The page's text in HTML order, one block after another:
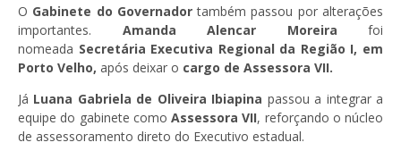
O Gabinete do Governadortambém passou por alterações
importantes. Amanda Alencar Moreira foi
nomeada Secretária Executiva Regional da Região I, em
Porto Velho, após deixar o cargo de Assessora VII.
Já Luana Gabriela de Oliveira Ibiapina passou a integrar a
equipe do gabinete como Assessora VII, reforçando o núcleo
de assessoramento direto do Executivo estadual.